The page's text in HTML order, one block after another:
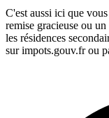
C'est aussi ici que
remise gracieuse ou
les résidences
sur impots.gouv.fr ou